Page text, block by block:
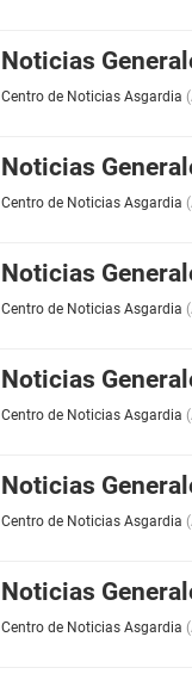
Noticias
Centro de Noticias Asgardia (
Noticias
Centro de Noticias Asgardia (
Noticias
Centro de Noticias Asgardia (
Noticias
Centro de Noticias Asgardia (
Noticias
Centro de Noticias Asgardia (
Noticias
Centro de Noticias Asgardia (